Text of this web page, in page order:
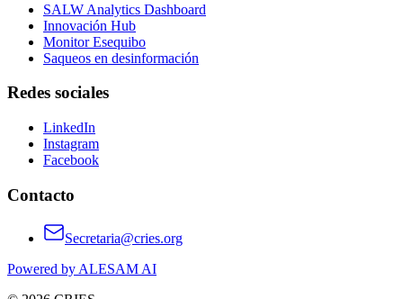
SALW Analytics Dashboard
Innovación Hub
Monitor Esequibo
Saqueos en desinformación
Redes sociales
LinkedIn
Instagram
Facebook
Contacto
Secretaria@cries.org
Powered by ALESAM AI